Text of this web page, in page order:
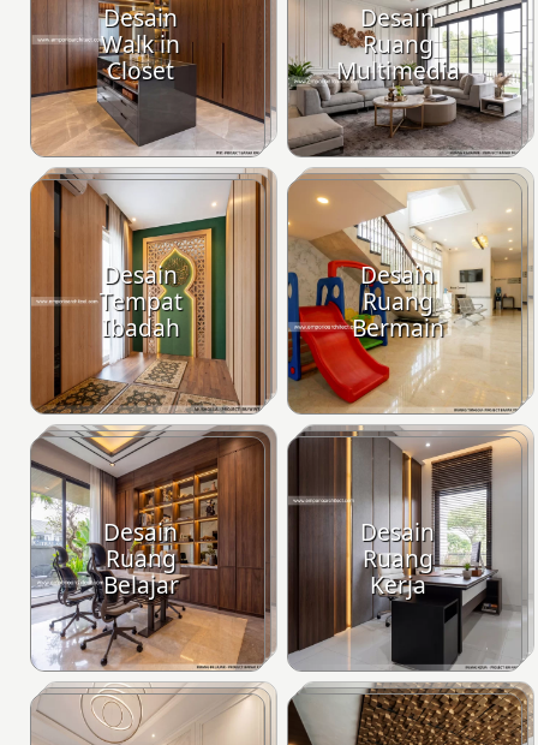
Desain
Walk in
Closet
Desain
Ruang
Multimedia
Desain
Tempat
Ibadah
Desain
Ruang
Bermain
Desain
Ruang
Belajar
Desain
Ruang
Kerja